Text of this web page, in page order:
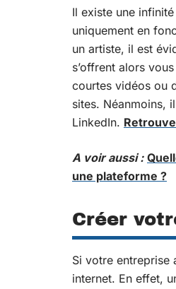
Il existe une
uniquement en
un artiste, il est
s’offrent alors
courtes vidéos ou
sites. Néanmoins,
LinkedIn.
A voir aussi :
une plateforme ?
Créer
Si votre entreprise
internet. En effet,